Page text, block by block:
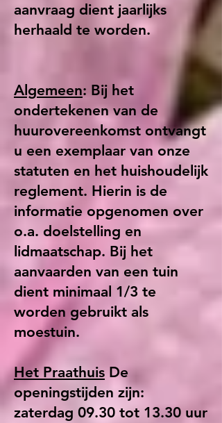
aanvraag dient jaarlijks
herhaald te worden.
Algemeen: Bij het
ondertekenen van de
huurovereenkomst ontvangt
u een exemplaar van onze
statuten en het huishoudelijk
reglement. Hierin is de
informatie opgenomen over
o.a. doelstelling en
lidmaatschap. Bij het
aanvaarden van een tuin
dient minimaal 1/3 te
worden gebruikt als
moestuin.
Het Praathuis De
openingstijden zijn:
zaterdag 09.30 tot 13.30 uur